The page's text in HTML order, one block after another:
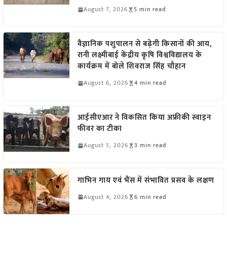
August 7, 2026 5 min read
वैज्ञानिक पशुपालन से बढ़ेगी किसानों की आय,
रानी लक्ष्मीबाई केंद्रीय कृषि विश्वविद्यालय के
कार्यक्रम में बोले शिवराज सिंह चौहान
August 6, 2026 4 min read
आईसीएआर ने विकसित किया अफ्रीकी स्वाइन
फीवर का टीका
August 5, 2026 3 min read
गाभिन गाय एवं भैंस में संभावित प्रसव के लक्षण
August 4, 2026 6 min read